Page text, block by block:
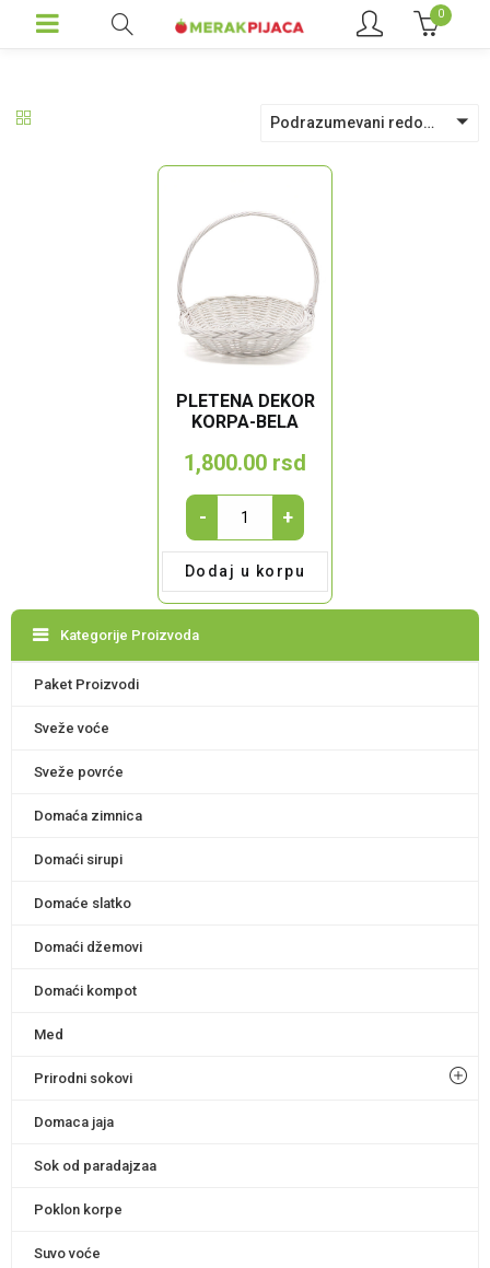
0
Podrazumevani redosled
PLETENA DEKOR
KORPA-BELA
1,800.00 rsd
Pletena
dekor
korpa-
bela
quantity
- +
Dodaj u korpu
Kategorije Proizvoda
Paket Proizvodi
Sveže voće
Sveže povrće
Domaća zimnica
Domaći sirupi
Domaće slatko
Domaći džemovi
Domaći kompot
Med
Prirodni sokovi
Domaca jaja
Sok od paradajzaa
Poklon korpe
Suvo voće